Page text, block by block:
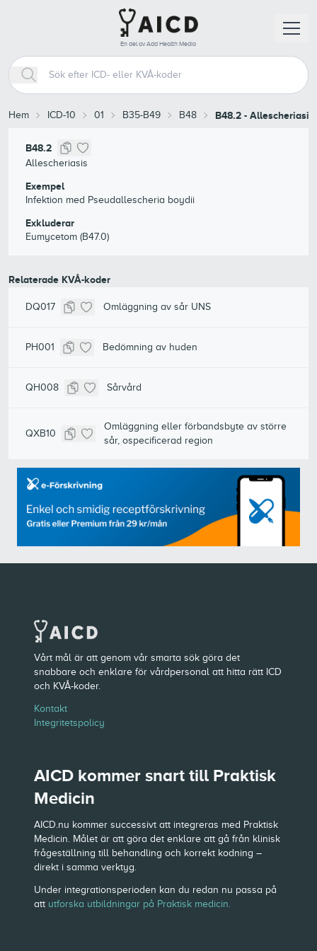
En del av Add Health Media
Hem ICD-10 01 B35-B49 B48 B48.2 - Allescheriasis
B48.2
Allescheriasis
Exempel
Infektion med Pseudallescheria boydii
Exkluderar
Eumycetom (B47.0)
Relaterade KVÅ-koder
DQ017 Omläggning av sår UNS
PH001 Bedömning av huden
QH008 Sårvård
QXB10
Omläggning eller förbandsbyte av större
sår, ospecificerad region
Vårt mål är att genom vår smarta sök göra det
snabbare och enklare för vårdpersonal att hitta rätt ICD
och KVÅ-koder.
Kontakt
Integritetspolicy
AICD kommer snart till Praktisk
Medicin
AICD.nu kommer successivt att integreras med Praktisk
Medicin. Målet är att göra det enklare att gå från klinisk
frågeställning till behandling och korrekt kodning –
direkt i samma verktyg.
Under integrationsperioden kan du redan nu passa på
att utforska utbildningar på Praktisk medicin.